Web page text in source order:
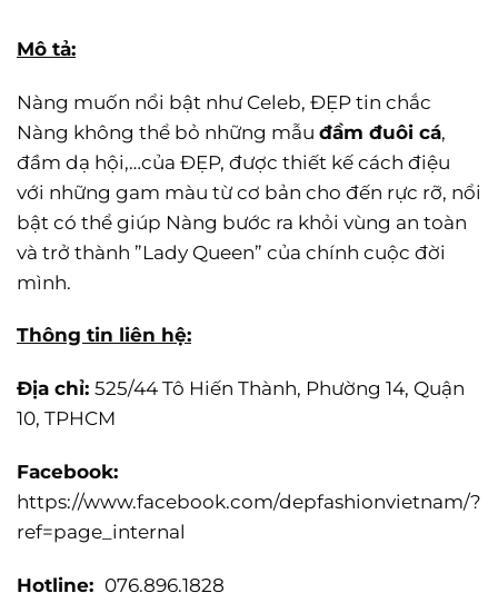
Mô tả:
Nàng muốn nổi bật như Celeb, ĐẸP tin chắc
Nàng không thể bỏ những mẫu đầm đuôi cá,
đầm dạ hội,…của ĐẸP, được thiết kế cách điệu
với những gam màu từ cơ bản cho đến rực rỡ, nổi
bật có thể giúp Nàng bước ra khỏi vùng an toàn
và trở thành ”Lady Queen” của chính cuộc đời
mình.
Thông tin liên hệ:
Địa chỉ: 525/44 Tô Hiến Thành, Phường 14, Quận
10, TPHCM
Facebook:
https://www.facebook.com/depfashionvietnam/?
ref=page_internal
Hotline: 076.896.1828